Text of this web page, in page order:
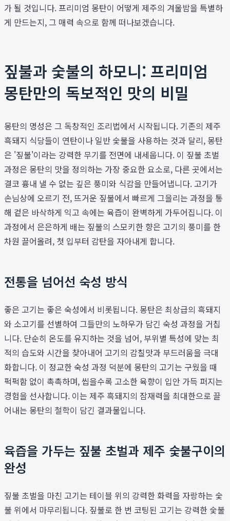
가 될 것입니다. 프리미엄 몽탄이 어떻게 제주의 겨울밤을 특별하
게 만드는지, 그 매력 속으로 함께 떠나보겠습니다.
짚불과 숯불의 하모니: 프리미엄
몽탄만의 독보적인 맛의 비밀
몽탄의 명성은 그 독창적인 조리법에서 시작됩니다. 기존의 제주
흑돼지 식당들이 연탄이나 일반 숯불을 사용하는 것과 달리, 몽탄
은 '짚불'이라는 강력한 무기를 전면에 내세웁니다. 이 짚불 초벌
과정은 몽탄의 맛을 정의하는 가장 중요한 요소로, 다른 곳에서는
결코 흉내 낼 수 없는 깊은 풍미와 식감을 만들어냅니다. 고기가
손님상에 오르기 전, 뜨거운 짚불에서 빠르게 그을리는 과정을 통
해 겉은 바삭하게 익고 속에는 육즙이 완벽하게 가두어집니다. 이
과정에서 은은하게 배는 짚불의 스모키한 향은 고기의 풍미를 한
차원 끌어올려, 첫 입부터 감탄을 자아내게 합니다.
전통을 넘어선 숙성 방식
좋은 고기는 좋은 숙성에서 비롯됩니다. 몽탄은 최상급의 흑돼지
와 소고기를 선별하여 그들만의 노하우가 담긴 숙성 과정을 거칩
니다. 단순히 온도를 유지하는 것을 넘어, 부위별 특성에 맞는 최
적의 습도와 시간을 찾아내어 고기의 감칠맛과 부드러움을 극대
화합니다. 이 정교한 숙성 과정 덕분에 몽탄의 고기는 구웠을 때
퍽퍽함 없이 촉촉하며, 씹을수록 고소한 육향이 입안 가득 퍼지는
경험을 선사합니다. 이는 제주 흑돼지의 잠재력을 최대한으로 끌
어내는 몽탄의 철학이 담긴 결과물입니다.
육즙을 가두는 짚불 초벌과 제주 숯불구이의
완성
짚불 초벌을 마친 고기는 테이블 위의 강력한 화력을 자랑하는 숯
불 위에서 마무리됩니다. 짚불로 한 번 코팅된 고기는 강력한 숯불